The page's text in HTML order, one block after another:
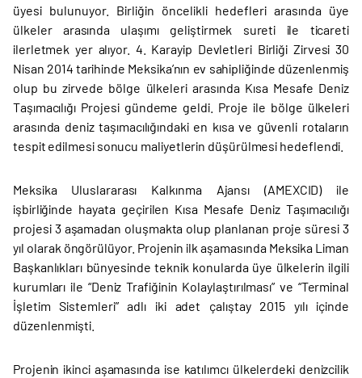
üyesi bulunuyor. Birliğin öncelikli hedefleri arasında üye
ülkeler arasında ulaşımı geliştirmek sureti ile ticareti
ilerletmek yer alıyor. 4. Karayip Devletleri Birliği Zirvesi 30
Nisan 2014 tarihinde Meksika’nın ev sahipliğinde düzenlenmiş
olup bu zirvede bölge ülkeleri arasında Kısa Mesafe Deniz
Taşımacılığı Projesi gündeme geldi. Proje ile bölge ülkeleri
arasında deniz taşımacılığındaki en kısa ve güvenli rotaların
tespit edilmesi sonucu maliyetlerin düşürülmesi hedeflendi.
Meksika Uluslararası Kalkınma Ajansı (AMEXCID) ile
işbirliğinde hayata geçirilen Kısa Mesafe Deniz Taşımacılığı
projesi 3 aşamadan oluşmakta olup planlanan proje süresi 3
yıl olarak öngörülüyor. Projenin ilk aşamasında Meksika Liman
Başkanlıkları bünyesinde teknik konularda üye ülkelerin ilgili
kurumları ile “Deniz Trafiğinin Kolaylaştırılması” ve “Terminal
İşletim Sistemleri” adlı iki adet çalıştay 2015 yılı içinde
düzenlenmişti.
Projenin ikinci aşamasında ise katılımcı ülkelerdeki denizcilik